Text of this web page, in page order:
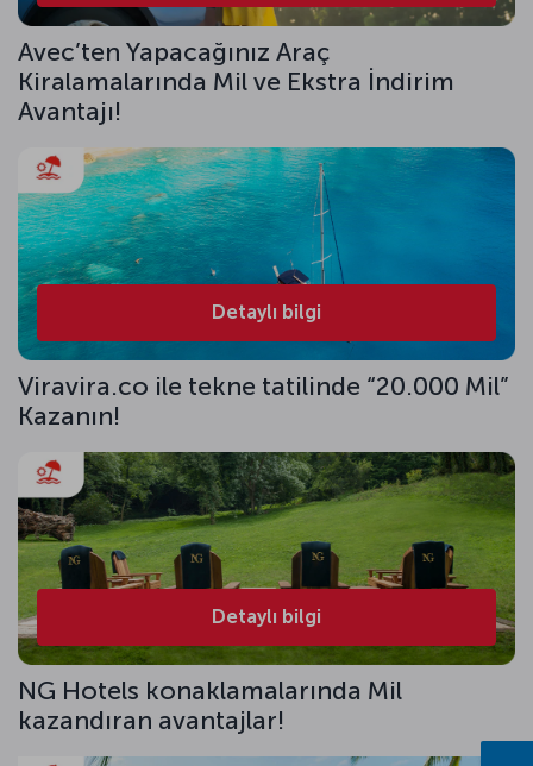
Avec’ten Yapacağınız Araç
Kiralamalarında Mil ve Ekstra İndirim
Avantajı!
Detaylı bilgi
Viravira.co ile tekne tatilinde “20.000 Mil”
Kazanın!
Detaylı bilgi
NG Hotels konaklamalarında Mil
kazandıran avantajlar!